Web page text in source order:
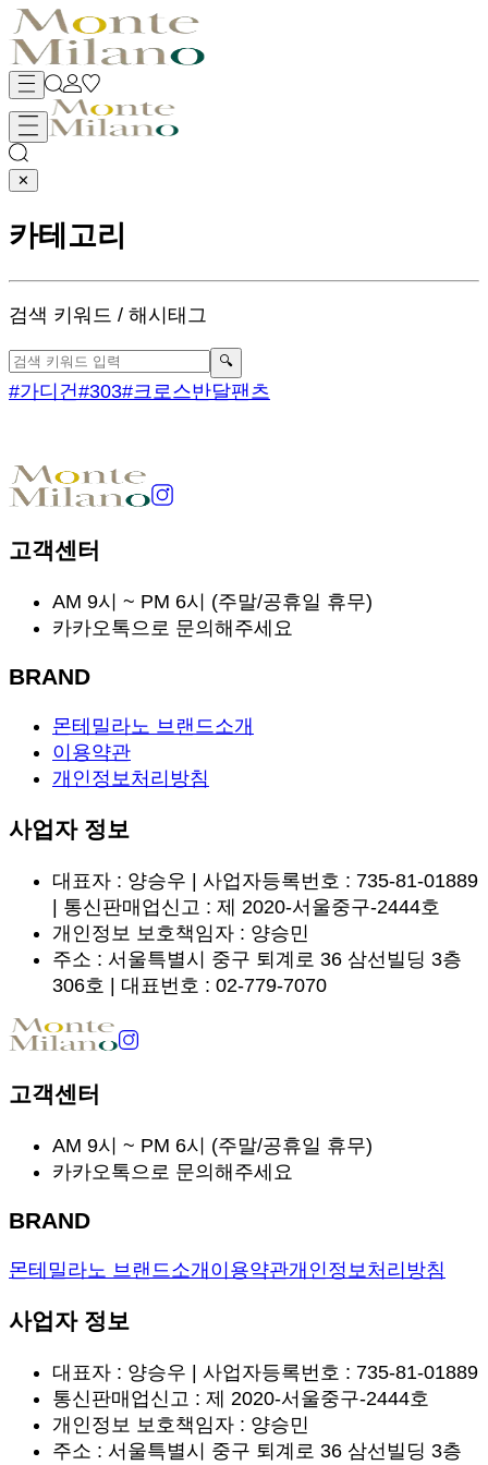
✕
카테고리
검색 키워드 / 해시태그
🔍
#가디건#303#크로스반달팬츠
고객센터
AM 9시 ~ PM 6시 (주말/공휴일 휴무)
카카오톡으로 문의해주세요
BRAND
몬테밀라노 브랜드소개
이용약관
개인정보처리방침
사업자 정보
대표자 : 양승우 | 사업자등록번호 : 735-81-01889
| 통신판매업신고 : 제 2020-서울중구-2444호
개인정보 보호책임자 : 양승민
주소 : 서울특별시 중구 퇴계로 36 삼선빌딩 3층
306호 | 대표번호 : 02-779-7070
고객센터
AM 9시 ~ PM 6시 (주말/공휴일 휴무)
카카오톡으로 문의해주세요
BRAND
몬테밀라노 브랜드소개 이용약관개인정보처리방침
사업자 정보
대표자 : 양승우 | 사업자등록번호 : 735-81-01889
통신판매업신고 : 제 2020-서울중구-2444호
개인정보 보호책임자 : 양승민
주소 : 서울특별시 중구 퇴계로 36 삼선빌딩 3층